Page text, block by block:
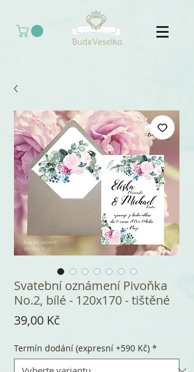
Svatební oznámení Pivoňka
No.2, bílé - 120x170 - tištěné
39,00 Kč
Termín dodání (expresní +590 Kč) *